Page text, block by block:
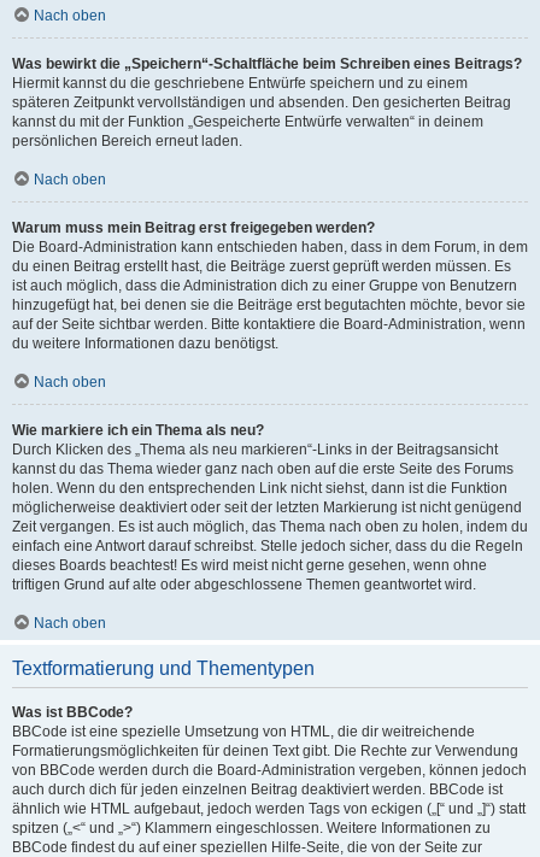
Nach oben
Was bewirkt die „Speichern“-Schaltfläche beim Schreiben eines Beitrags?
Hiermit kannst du die geschriebene Entwürfe speichern und zu einem
späteren Zeitpunkt vervollständigen und absenden. Den gesicherten Beitrag
kannst du mit der Funktion „Gespeicherte Entwürfe verwalten“ in deinem
persönlichen Bereich erneut laden.
Nach oben
Warum muss mein Beitrag erst freigegeben werden?
Die Board-Administration kann entschieden haben, dass in dem Forum, in dem
du einen Beitrag erstellt hast, die Beiträge zuerst geprüft werden müssen. Es
ist auch möglich, dass die Administration dich zu einer Gruppe von Benutzern
hinzugefügt hat, bei denen sie die Beiträge erst begutachten möchte, bevor sie
auf der Seite sichtbar werden. Bitte kontaktiere die Board-Administration, wenn
du weitere Informationen dazu benötigst.
Nach oben
Wie markiere ich ein Thema als neu?
Durch Klicken des „Thema als neu markieren“-Links in der Beitragsansicht
kannst du das Thema wieder ganz nach oben auf die erste Seite des Forums
holen. Wenn du den entsprechenden Link nicht siehst, dann ist die Funktion
möglicherweise deaktiviert oder seit der letzten Markierung ist nicht genügend
Zeit vergangen. Es ist auch möglich, das Thema nach oben zu holen, indem du
einfach eine Antwort darauf schreibst. Stelle jedoch sicher, dass du die Regeln
dieses Boards beachtest! Es wird meist nicht gerne gesehen, wenn ohne
triftigen Grund auf alte oder abgeschlossene Themen geantwortet wird.
Nach oben
Textformatierung und Thementypen
Was ist BBCode?
BBCode ist eine spezielle Umsetzung von HTML, die dir weitreichende
Formatierungsmöglichkeiten für deinen Text gibt. Die Rechte zur Verwendung
von BBCode werden durch die Board-Administration vergeben, können jedoch
auch durch dich für jeden einzelnen Beitrag deaktiviert werden. BBCode ist
ähnlich wie HTML aufgebaut, jedoch werden Tags von eckigen („[“ und „]“) statt
spitzen („<“ und „>“) Klammern eingeschlossen. Weitere Informationen zu
BBCode findest du auf einer speziellen Hilfe-Seite, die von der Seite zur